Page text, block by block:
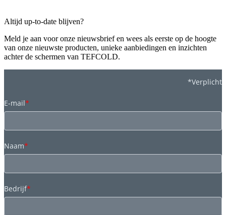
Altijd up-to-date blijven?
Meld je aan voor onze nieuwsbrief en wees als eerste op de hoogte
van onze nieuwste producten, unieke aanbiedingen en inzichten
achter de schermen van TEFCOLD.
*Verplicht
E-mail*
Naam*
Bedrijf*